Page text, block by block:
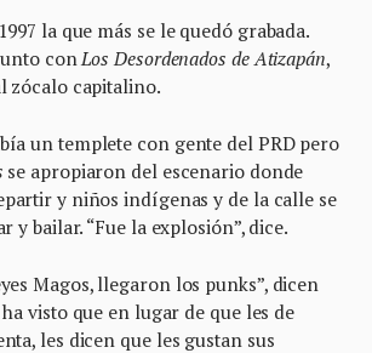
la que más se le quedó grabada.
con Los Desordenados de Atizapán,
zócalo capitalino.
un templete con gente del PRD pero
se apropiaron del escenario donde
y niños indígenas y de la calle se
y bailar. “Fue la explosión”, dice.
Magos, llegaron los punks”, dicen
ha visto que en lugar de que les de
les dicen que les gustan sus